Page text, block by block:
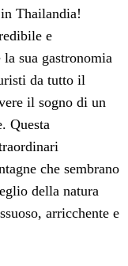
Thailandia!
e
sua gastronomia
da tutto il
il sogno di un
Questa
che sembrano
della natura
arricchente e